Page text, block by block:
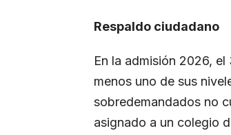
Respaldo ciudadano
En la admisión 2026,
menos uno de sus
sobredemandados no
asignado a un colegio